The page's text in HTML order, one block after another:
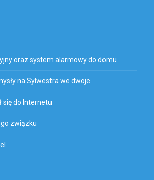
oraz system alarmowy do domu
na Sylwestra we dwoje
się do Internetu
związku